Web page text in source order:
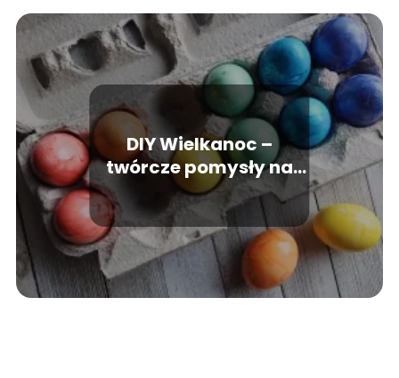
DIY Wielkanoc –
twórcze pomysły na
święta